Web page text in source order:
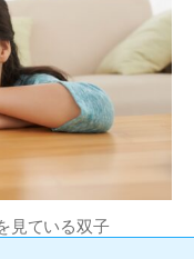
見ている双子